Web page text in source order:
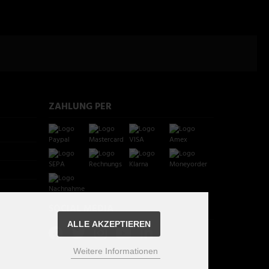
ZAHLUNG PER
SOCIAL MEDIA
ALLE AKZEPTIEREN
Weitere Informationen